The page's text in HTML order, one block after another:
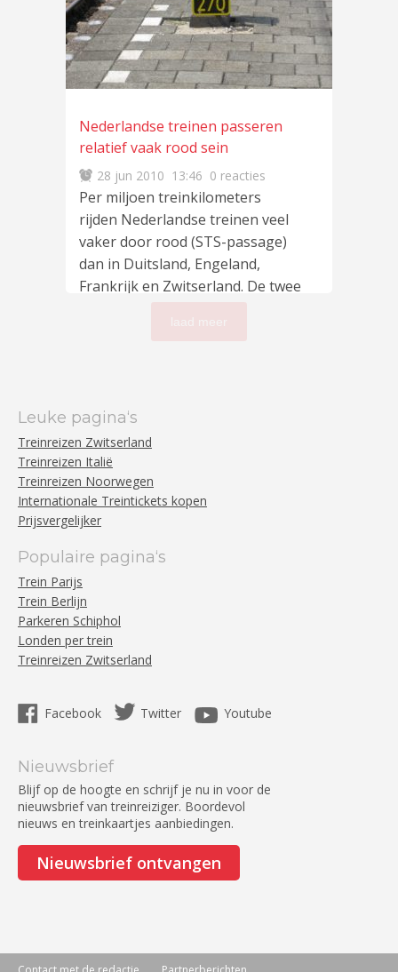
Nederlandse treinen passeren
relatief vaak rood sein
28 jun 2010 13:46 0 reacties
Per miljoen treinkilometers
rijden Nederlandse treinen veel
vaker door rood (STS-passage)
dan in Duitsland, Engeland,
Frankrijk en Zwitserland. De twee
Leuke pagina‘s
Treinreizen Zwitserland
Treinreizen Italië
Treinreizen Noorwegen
Internationale Treintickets kopen
Prijsvergelijker
Populaire pagina‘s
Trein Parijs
Trein Berlijn
Parkeren Schiphol
Londen per trein
Treinreizen Zwitserland
Facebook Twitter Youtube
Nieuwsbrief
Blijf op de hoogte en schrijf je nu in voor de
nieuwsbrief van treinreiziger. Boordevol
nieuws en treinkaartjes aanbiedingen.
Nieuwsbrief ontvangen